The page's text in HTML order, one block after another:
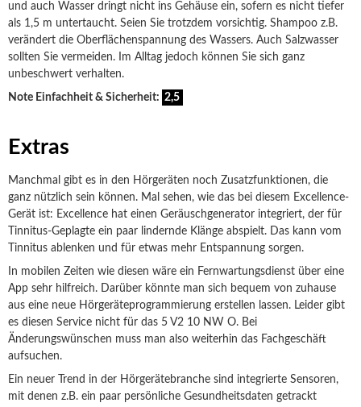
und auch Wasser dringt nicht ins Gehäuse ein, sofern es nicht tiefer
als 1,5 m untertaucht. Seien Sie trotzdem vorsichtig. Shampoo z.B.
verändert die Oberflächenspannung des Wassers. Auch Salzwasser
sollten Sie vermeiden. Im Alltag jedoch können Sie sich ganz
unbeschwert verhalten.
Note Einfachheit & Sicherheit: 2,5
Extras
Manchmal gibt es in den Hörgeräten noch Zusatzfunktionen, die
ganz nützlich sein können. Mal sehen, wie das bei diesem Excellence-
Gerät ist: Excellence hat einen Geräuschgenerator integriert, der für
Tinnitus-Geplagte ein paar lindernde Klänge abspielt. Das kann vom
Tinnitus ablenken und für etwas mehr Entspannung sorgen.
In mobilen Zeiten wie diesen wäre ein Fernwartungsdienst über eine
App sehr hilfreich. Darüber könnte man sich bequem von zuhause
aus eine neue Hörgeräteprogrammierung erstellen lassen. Leider gibt
es diesen Service nicht für das 5 V2 10 NW O. Bei
Änderungswünschen muss man also weiterhin das Fachgeschäft
aufsuchen.
Ein neuer Trend in der Hörgerätebranche sind integrierte Sensoren,
mit denen z.B. ein paar persönliche Gesundheitsdaten getrackt